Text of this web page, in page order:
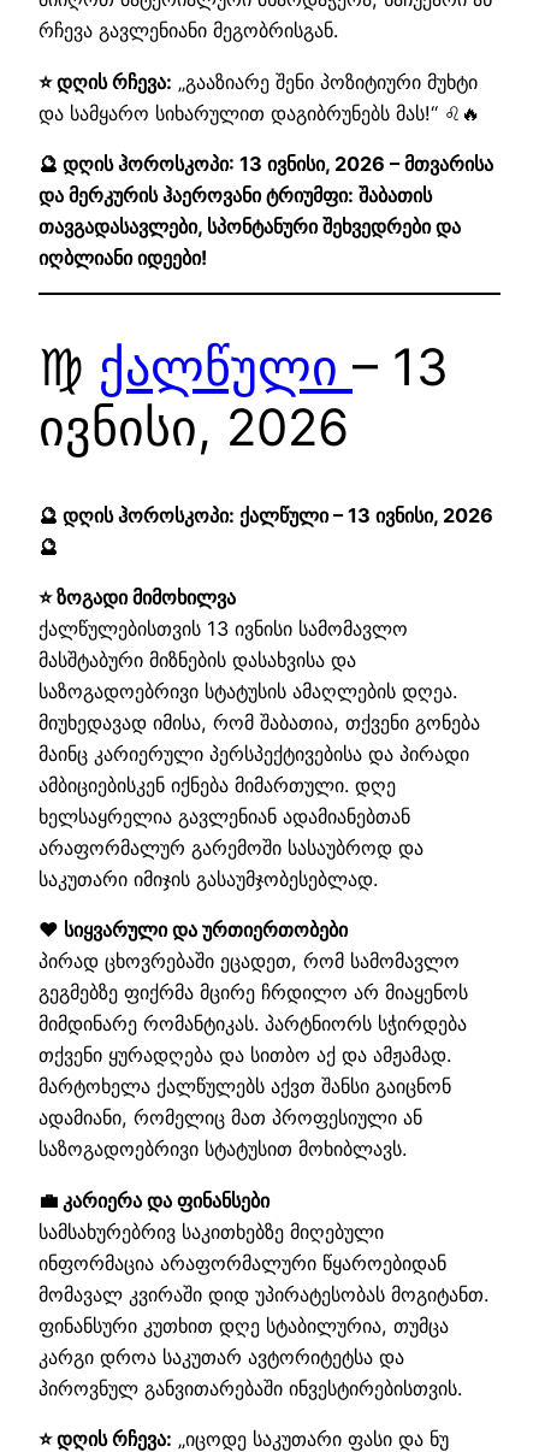
რჩევა გავლენიანი მეგობრისგან.
⭐ დღის რჩევა: „გააზიარე შენი პოზიტიური მუხტი
და სამყარო სიხარულით დაგიბრუნებს მას!“ ♌🔥
🔮 დღის ჰოროსკოპი: 13 ივნისი, 2026 – მთვარისა
და მერკურის ჰაეროვანი ტრიუმფი: შაბათის
თავგადასავლები, სპონტანური შეხვედრები და
იღბლიანი იდეები!
♍ ქალწული – 13
ივნისი, 2026
🔮 დღის ჰოროსკოპი: ქალწული – 13 ივნისი, 2026
🔮
⭐ ზოგადი მიმოხილვა
ქალწულებისთვის 13 ივნისი სამომავლო
მასშტაბური მიზნების დასახვისა და
საზოგადოებრივი სტატუსის ამაღლების დღეა.
მიუხედავად იმისა, რომ შაბათია, თქვენი გონება
მაინც კარიერული პერსპექტივებისა და პირადი
ამბიციებისკენ იქნება მიმართული. დღე
ხელსაყრელია გავლენიან ადამიანებთან
არაფორმალურ გარემოში სასაუბროდ და
საკუთარი იმიჯის გასაუმჯობესებლად.
❤️ სიყვარული და ურთიერთობები
პირად ცხოვრებაში ეცადეთ, რომ სამომავლო
გეგმებზე ფიქრმა მცირე ჩრდილო არ მიაყენოს
მიმდინარე რომანტიკას. პარტნიორს სჭირდება
თქვენი ყურადღება და სითბო აქ და ამჟამად.
მარტოხელა ქალწულებს აქვთ შანსი გაიცნონ
ადამიანი, რომელიც მათ პროფესიული ან
საზოგადოებრივი სტატუსით მოხიბლავს.
💼 კარიერა და ფინანსები
სამსახურებრივ საკითხებზე მიღებული
ინფორმაცია არაფორმალური წყაროებიდან
მომავალ კვირაში დიდ უპირატესობას მოგიტანთ.
ფინანსური კუთხით დღე სტაბილურია, თუმცა
კარგი დროა საკუთარ ავტორიტეტსა და
პიროვნულ განვითარებაში ინვესტირებისთვის.
⭐ დღის რჩევა: „იცოდე საკუთარი ფასი და ნუ